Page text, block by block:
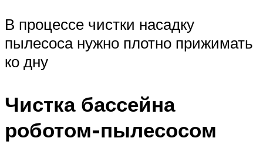
В процессе чистки насадку
пылесоса нужно плотно прижимать
ко дну
Чистка бассейна
роботом-пылесосом